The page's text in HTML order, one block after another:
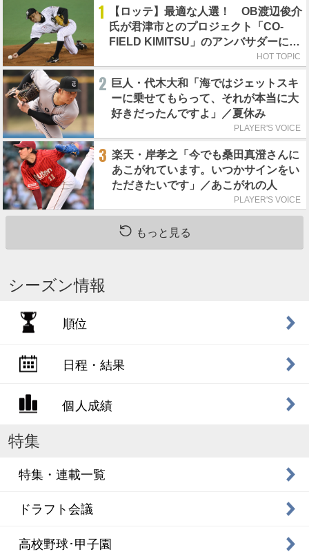
1
【ロッテ】最適な人選！ OB渡辺俊介
氏が君津市とのプロジェクト「CO-
FIELD KIMITSU」のアンバサダーに就
HOT TOPIC
2 巨人・代木大和「海ではジェットスキ
ーに乗せてもらって、それが本当に大
好きだったんですよ」／夏休み
PLAYER'S VOICE
3 楽天・岸孝之「今でも桑田真澄さんに
あこがれています。いつかサインをい
ただきたいです」／あこがれの人
PLAYER'S VOICE
もっと見る
シーズン情報
順位
日程・結果
個人成績
特集
特集・連載一覧
ドラフト会議
高校野球･甲子園